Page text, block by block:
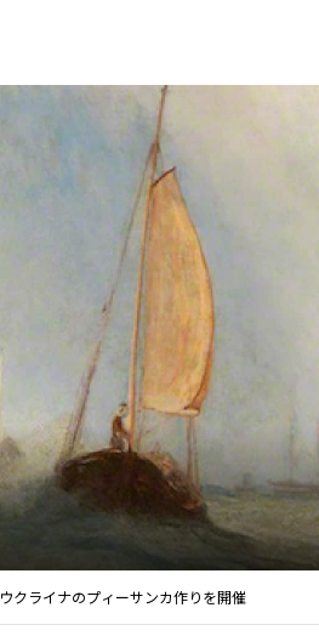
ウクライナのプィーサンカ作りを開催